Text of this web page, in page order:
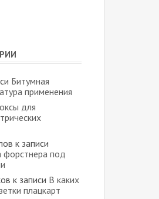
Битумная
применения
для
к записи
форстнера под
к записи В каких
плацкарт